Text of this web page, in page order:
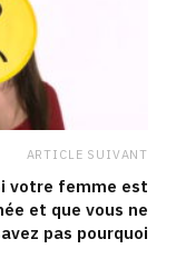
ARTICLE SUIVANT
votre femme est
et que vous ne
pas pourquoi